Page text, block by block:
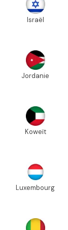
Israël
Jordanie
Koweït
Luxembourg